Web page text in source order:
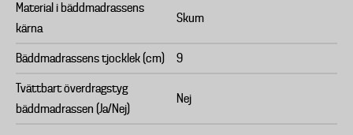
Material i bäddmadrassens
kärna
Skum
Bäddmadrassens tjocklek (cm) 9
Tvättbart överdragstyg
bäddmadrassen (Ja/Nej)
Nej